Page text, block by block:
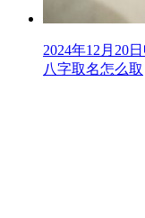
2024年12月20
八字取名怎么取